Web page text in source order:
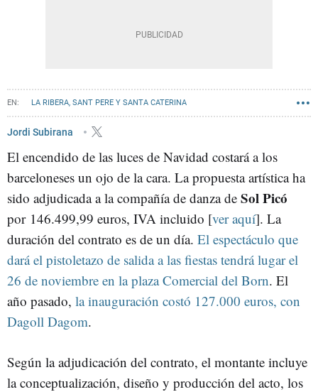
LA RIBERA, SANT PERE Y SANTA CATERINA
AYUNTAMIENTO DE BARCELONA
Jordi Subirana
El encendido de las luces de Navidad costará a los
barceloneses un ojo de la cara. La propuesta artística ha
sido adjudicada a la compañía de danza de Sol Picó
por 146.499,99 euros, IVA incluido [ver aquí]. La
duración del contrato es de un día. El espectáculo que
dará el pistoletazo de salida a las fiestas tendrá lugar el
26 de noviembre en la plaza Comercial del Born. El
año pasado, la inauguración costó 127.000 euros, con
Dagoll Dagom.
Según la adjudicación del contrato, el montante incluye
la conceptualización, diseño y producción del acto, los